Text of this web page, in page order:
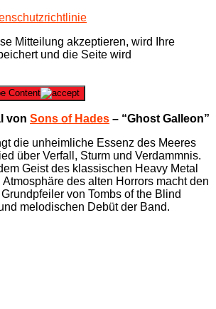
Mitteilung akzeptieren, wird Ihre
und die Seite wird
Content
von Sons of Hades – “Ghost Galleon”
die unheimliche Essenz des Meeres
über Verfall, Sturm und Verdammnis.
Geist des klassischen Heavy Metal
des alten Horrors macht den
von Tombs of the Blind
melodischen Debüt der Band.